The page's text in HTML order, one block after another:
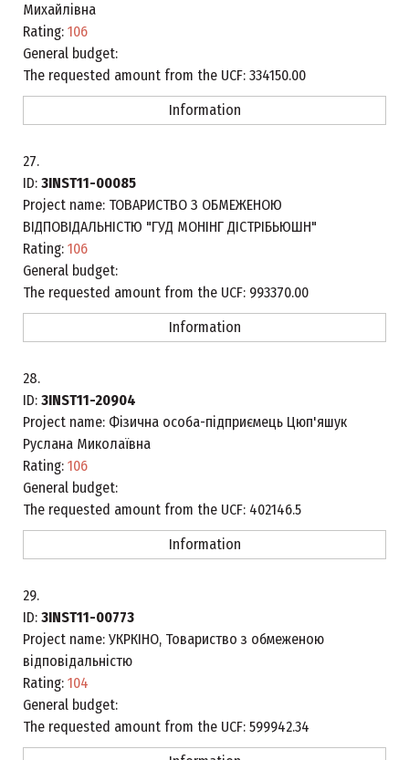
Михайлівна
Rating: 106
General budget:
The requested amount from the UCF: 334150.00
Information
27.
ID: 3INST11-00085
Project name: ТОВАРИСТВО З ОБМЕЖЕНОЮ
ВІДПОВІДАЛЬНІСТЮ "ГУД МОНІНГ ДІСТРІБЬЮШН"
Rating: 106
General budget:
The requested amount from the UCF: 993370.00
Information
28.
ID: 3INST11-20904
Project name: Фізична особа-підприємець Цюп'яшук
Руслана Миколаївна
Rating: 106
General budget:
The requested amount from the UCF: 402146.5
Information
29.
ID: 3INST11-00773
Project name: УКРКІНО, Товариство з обмеженою
відповідальністю
Rating: 104
General budget:
The requested amount from the UCF: 599942.34